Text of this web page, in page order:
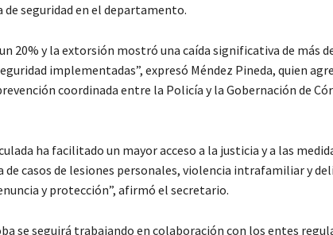
seguridad en el departamento.
20% y la extorsión mostró una caída significativa de más
implementadas”, expresó Méndez Pineda, quien
coordinada entre la Policía y la Gobernación de
ha facilitado un mayor acceso a la justicia y a las
de casos de lesiones personales, violencia intrafamiliar y
y protección”, afirmó el secretario.
se seguirá trabajando en colaboración con los entes